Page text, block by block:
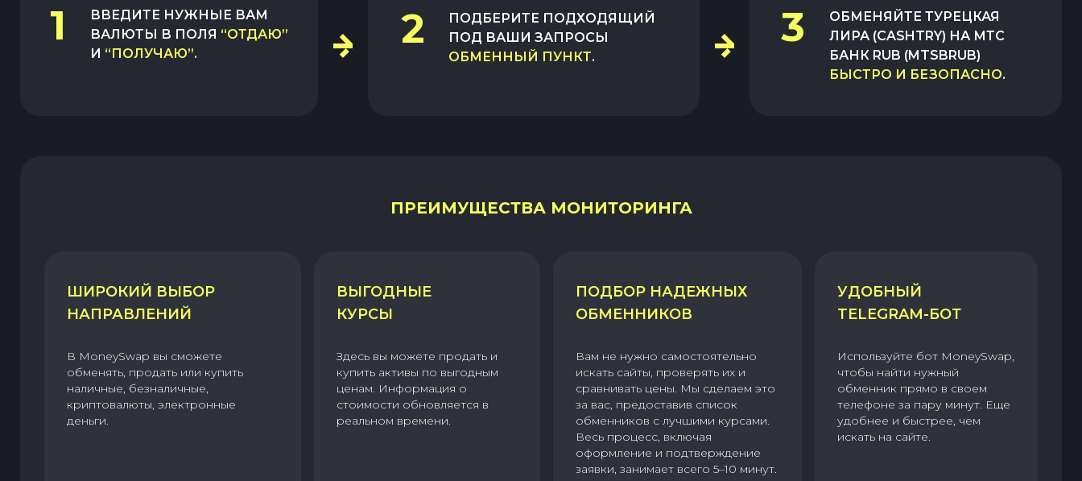
1
ВВЕДИТЕ НУЖНЫЕ ВАМ
ВАЛЮТЫ В ПОЛЯ “ОТДАЮ”
И “ПОЛУЧАЮ”.
2
ПОДБЕРИТЕ ПОДХОДЯЩИЙ
ПОД ВАШИ ЗАПРОСЫ
ОБМЕННЫЙ ПУНКТ.
3 ОБМЕНЯЙТЕТУРЕЦКАЯ
ЛИРА (CASHTRY) НА МТС
БАНК RUB (MTSBRUB)
БЫСТРО И БЕЗОПАСНО.
ПРЕИМУЩЕСТВА МОНИТОРИНГА
ШИРОКИЙ ВЫБОР
НАПРАВЛЕНИЙ
В MoneySwap вы сможете
обменять, продать или купить
наличные, безналичные,
криптовалюты, электронные
деньги.
ВЫГОДНЫЕ
КУРСЫ
Здесь вы можете продать и
купить активы по выгодным
ценам. Информация о
стоимости обновляется в
реальном времени.
ПОДБОР НАДЕЖНЫХ
ОБМЕННИКОВ
Вам не нужно самостоятельно
искать сайты, проверять их и
сравнивать цены. Мы сделаем это
за вас, предоставив список
обменников с лучшими курсами.
Весь процесс, включая
оформление и подтверждение
заявки, занимает всего 5–10 минут.
УДОБНЫЙ
TELEGRAM-БОТ
Используйте бот MoneySwap,
чтобы найти нужный
обменник прямо в своем
телефоне за пару минут. Еще
удобнее и быстрее, чем
искать на сайте.